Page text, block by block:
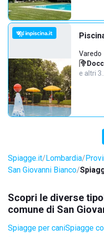
Varedo
e altri 3…
Spiagge.it Lombardia
San Giovanni Bianco
Scopri le diverse
comune di San
Spiagge per caniSpiagge